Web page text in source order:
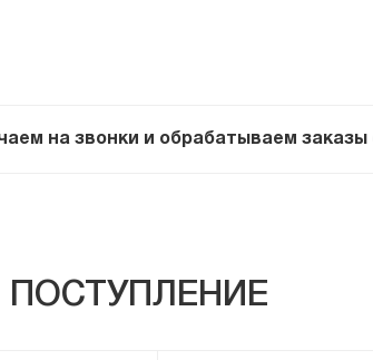
на звонки и обрабатываем заказы
ПОСТУПЛЕНИЕ